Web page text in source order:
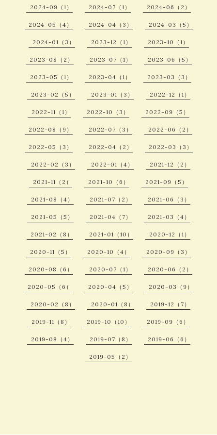
2024-09（1） 2024-07（1） 2024-06（2）
2024-05（4） 2024-04（3） 2024-03（5）
2024-01（3） 2023-12（1） 2023-10（1）
2023-08（2） 2023-07（1） 2023-06（5）
2023-05（1） 2023-04（1） 2023-03（3）
2023-02（5） 2023-01（3） 2022-12（1）
2022-11（1） 2022-10（3） 2022-09（5）
2022-08（9） 2022-07（3） 2022-06（2）
2022-05（3） 2022-04（2） 2022-03（3）
2022-02（3） 2022-01（4） 2021-12（2）
2021-11（2） 2021-10（6） 2021-09（5）
2021-08（4） 2021-07（2） 2021-06（3）
2021-05（5） 2021-04（7） 2021-03（4）
2021-02（8） 2021-01（10） 2020-12（1）
2020-11（5） 2020-10（4） 2020-09（3）
2020-08（6） 2020-07（1） 2020-06（2）
2020-05（6） 2020-04（5） 2020-03（9）
2020-02（8） 2020-01（8） 2019-12（7）
2019-11（8） 2019-10（10） 2019-09（6）
2019-08（4） 2019-07（8） 2019-06（6）
2019-05（2）